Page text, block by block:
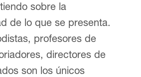
sobre la
de lo que se presenta.
profesores de
directores de
son los únicos